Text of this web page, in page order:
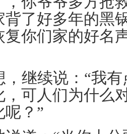
背了好多年的黑
复你们家的好名
，继续说：“我
，可人们为什么
呢？”